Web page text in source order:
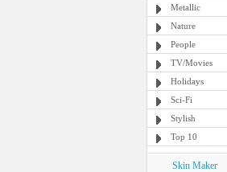
Metallic
Nature
People
TV/Movies
Holidays
Sci-Fi
Stylish
Top 10
Skin Maker